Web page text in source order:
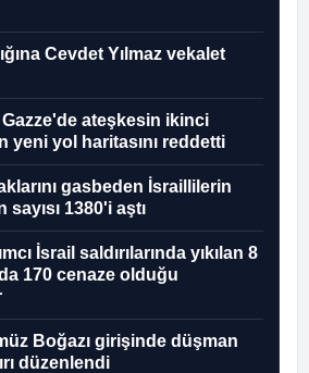
Cevdet Yılmaz vekalet
Gazze'de ateşkesin ikinci
yeni yol haritasını reddetti
gasbeden İsraillilerin
sayısı 1380'i aştı
İsrail saldırılarında yıkılan 8
170 cenaze olduğu
Boğazı girişinde düşman
düzenlendi